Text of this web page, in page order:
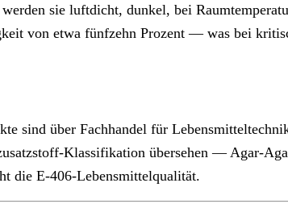
sie luftdicht, dunkel, bei
von etwa fünfzehn Prozent — was bei
sind über Fachhandel für
Klassifikation übersehen — Agar-
die E-406-Lebensmittelqualität.